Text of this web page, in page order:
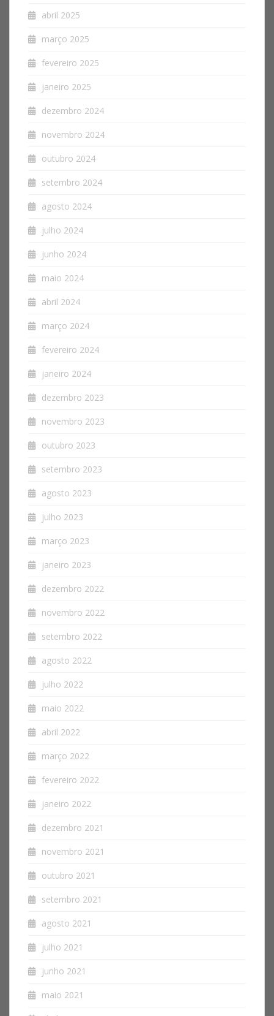
abril 2025
março 2025
fevereiro 2025
janeiro 2025
dezembro 2024
novembro 2024
outubro 2024
setembro 2024
agosto 2024
julho 2024
junho 2024
maio 2024
abril 2024
março 2024
fevereiro 2024
janeiro 2024
dezembro 2023
novembro 2023
outubro 2023
setembro 2023
agosto 2023
julho 2023
março 2023
janeiro 2023
dezembro 2022
novembro 2022
setembro 2022
agosto 2022
julho 2022
maio 2022
abril 2022
março 2022
fevereiro 2022
janeiro 2022
dezembro 2021
novembro 2021
outubro 2021
setembro 2021
agosto 2021
julho 2021
junho 2021
maio 2021